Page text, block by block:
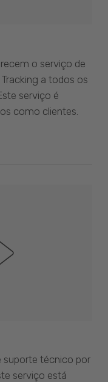
o serviço de
a todos os
serviço é
como clientes.
suporte técnico por
serviço está